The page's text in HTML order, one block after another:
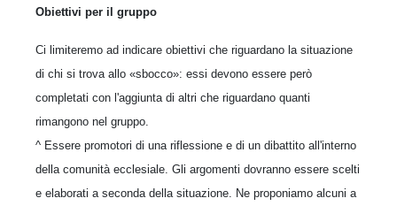
Obiettivi per il gruppo
Ci limiteremo ad indicare obiettivi che riguardano la situazione
di chi si trova allo «sbocco»: essi devono essere però
completati con l'aggiunta di altri che riguardano quanti
rimangono nel gruppo.
^ Essere promotori di una riflessione e di un dibattito all'interno
della comunità ecclesiale. Gli argomenti dovranno essere scelti
e elaborati a seconda della situazione. Ne proponiamo alcuni a